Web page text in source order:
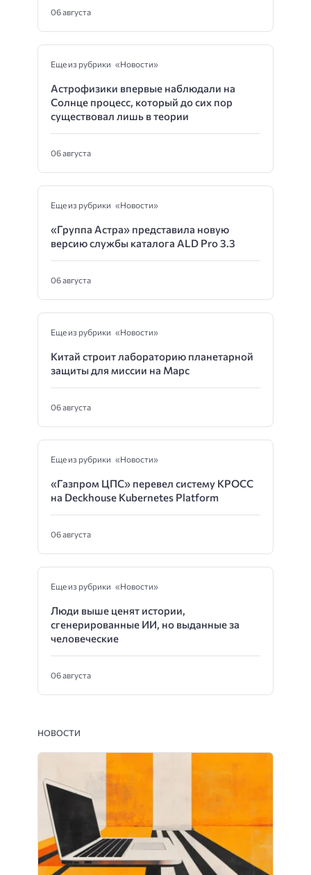
06 августа
Еще из рубрики «Новости»
Астрофизики впервые наблюдали на
Солнце процесс, который до сих пор
существовал лишь в теории
06 августа
Еще из рубрики «Новости»
«Группа Астра» представила новую
версию службы каталога ALD Pro 3.3
06 августа
Еще из рубрики «Новости»
Китай строит лабораторию планетарной
защиты для миссии на Марс
06 августа
Еще из рубрики «Новости»
«Газпром ЦПС» перевел систему КРОСС
на Deckhouse Kubernetes Platform
06 августа
Еще из рубрики «Новости»
Люди выше ценят истории,
сгенерированные ИИ, но выданные за
человеческие
06 августа
НОВОСТИ